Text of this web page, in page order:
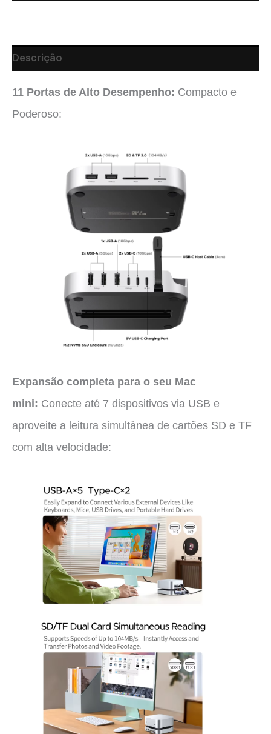
Descrição
11 Portas de Alto Desempenho: Compacto e
Poderoso:
Expansão completa para o seu Mac
mini: Conecte até 7 dispositivos via USB e
aproveite a leitura simultânea de cartões SD e TF
com alta velocidade: